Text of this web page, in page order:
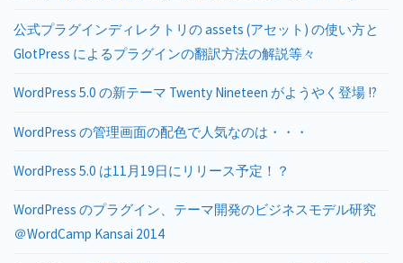
公式プラグインディレクトリの assets (アセット) の使い方と
GlotPress によるプラグインの翻訳方法の解説等々
WordPress 5.0 の新テーマ Twenty Nineteen がようやく登場 !?
WordPress の管理画面の配色で人気なのは・・・
WordPress 5.0 は11月19日にリリース予定！？
WordPress のプラグイン、テーマ開発のビジネスモデル研究
＠WordCamp Kansai 2014